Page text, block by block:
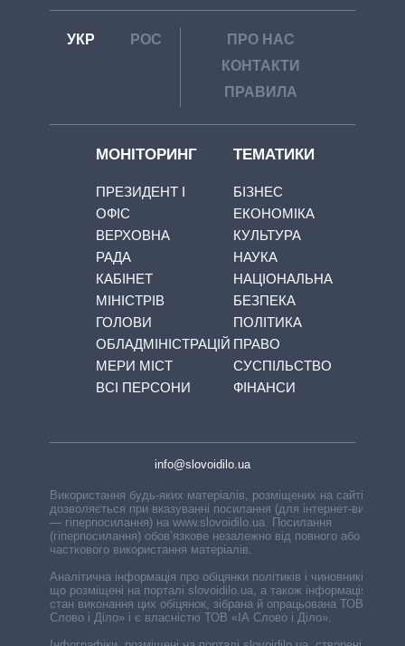
УКР РОС
ПРО НАС
КОНТАКТИ
ПРАВИЛА
МОНІТОРИНГ
ПРЕЗИДЕНТ І
ОФІС
ВЕРХОВНА
РАДА
КАБІНЕТ
МІНІСТРІВ
ГОЛОВИ
ОБЛАДМІНІСТРАЦІЙ
МЕРИ МІСТ
ВСІ ПЕРСОНИ
ТЕМАТИКИ
БІЗНЕС
ЕКОНОМІКА
КУЛЬТУРА
НАУКА
НАЦІОНАЛЬНА
БЕЗПЕКА
ПОЛІТИКА
ПРАВО
СУСПІЛЬСТВО
ФІНАНСИ
info@slovoidilo.ua
Використання будь-яких матеріалів, розміщених на сайті,
дозволяється при вказуванні посилання (для інтернет-видань
— гіперпосилання) на www.slovoidilo.ua. Посилання
(гіперпосилання) обов’язкове незалежно від повного або
часткового використання матеріалів.
Аналітична інформація про обіцянки політиків і чиновників,
що розміщені на порталі slovoidilo.ua, а також інформація про
стан виконання цих обіцянок, зібрана й опрацьована ТОВ «ІА
Слово і Діло» і є власністю ТОВ «ІА Слово і Діло».